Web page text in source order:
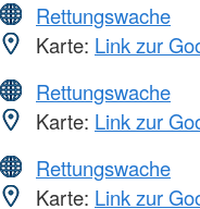
Rettungswache
Karte: Link zur
Rettungswache
Karte: Link zur
Rettungswache
Karte: Link zur